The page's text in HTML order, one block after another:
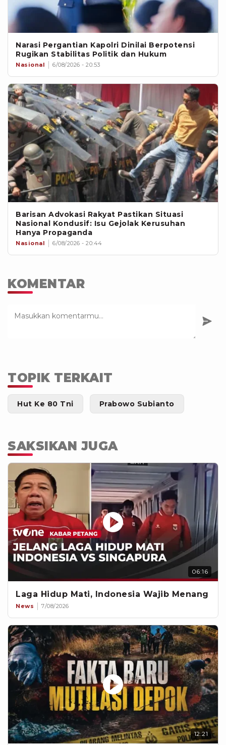
Narasi Pergantian Kapolri Dinilai Berpotensi
Rugikan Stabilitas Politik dan Hukum
Nasional 6/08/2026 - 20:53
Barisan Advokasi Rakyat Pastikan Situasi
Nasional Kondusif: Isu Gejolak Kerusuhan
Hanya Propaganda
Nasional 6/08/2026 - 20:44
KOMENTAR
TOPIK TERKAIT
Hut Ke 80 Tni Prabowo Subianto
SAKSIKAN JUGA
06:16
Laga Hidup Mati, Indonesia Wajib Menang
News 7/08/2026
12:21